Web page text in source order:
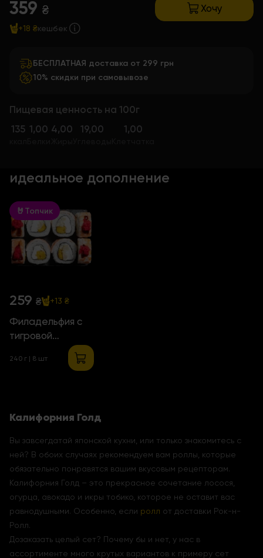
359 ₴ Хочу
+18 ₴кешбек
БЕСПЛАТНАЯ доставка от 299 грн
10% скидки при самовывозе
Пищевая ценность на 100г
135 1,00 4,00 19,00 1,00
идеальное дополнение
🤘Топчик
259 ₴ +13 ₴
Филадельфия с
тигровой
манго
240 г | 8 шт
Калифорния Голд
Вы завсегдатай японской кухни, или только знакомитесь с
ней? В обоих случаях рекомендуем вам роллы, которые
обязательно понравятся вашим вкусовым рецепторам.
Калифорния Голд – это прекрасное сочетание лосося,
огурца, авокадо и икры тобико, которое не оставит вас
равнодушными. Особенно, если ролл от доставки Рок-н-
Ролл.
Дозаказать целый сет? Почему бы и нет, у нас в
ассортименте много крутых вариантов к примеру сет